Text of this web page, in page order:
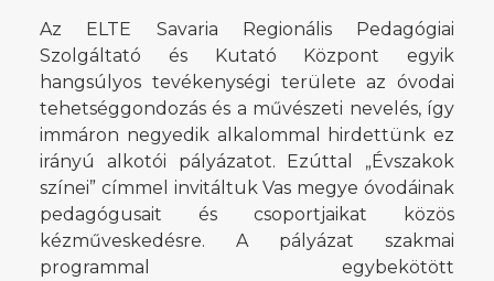
Az ELTE Savaria Regionális Pedagógiai
Szolgáltató és Kutató Központ egyik
hangsúlyos tevékenységi területe az óvodai
tehetséggondozás és a művészeti nevelés, így
immáron negyedik alkalommal hirdettünk ez
irányú alkotói pályázatot. Ezúttal „Évszakok
színei” címmel invitáltuk Vas megye óvodáinak
pedagógusait és csoportjaikat közös
kézműveskedésre. A pályázat szakmai
programmal egybekötött